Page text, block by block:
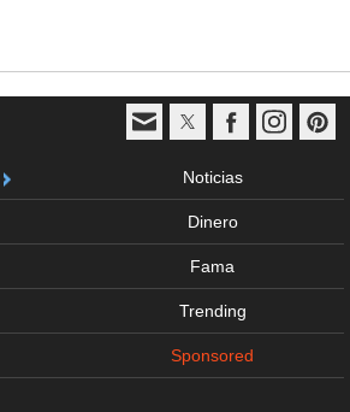
Noticias
Dinero
Fama
Trending
Sponsored